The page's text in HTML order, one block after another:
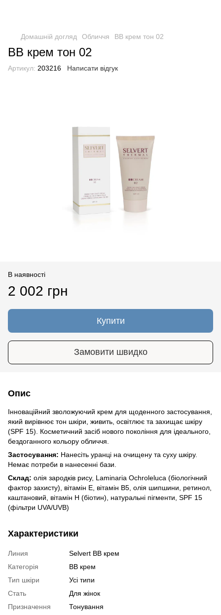
Домашній догляд Обличчя BB крем тон 02
BB крем тон 02
Артикул: 203216 Написати відгук
В наявності
2 002 грн
Купити
Замовити швидко
Опис
Інноваційний зволожуючий крем для щоденного застосування,
який вирівнює тон шкіри, живить, освітлює та захищає шкіру
(SPF 15). Косметичний засіб нового покоління для ідеального,
бездоганного кольору обличчя.
Застосування: Нанесіть уранці на очищену та суху шкіру.
Немає потреби в нанесенні бази.
Склад: олія зародків рису, Laminaria Ochroleluca (біологічний
фактор захисту), вітамін E, вітамін B5, олія шипшини, ретинол,
каштановий, вітамін H (біотин), натуральні пігменти, SPF 15
(фільтри UVA/UVB)
Характеристики
Линия
Selvert BB крем
Категорія
ВВ крем
Тип шкіри
Усі типи
Стать
Для жінок
Призначення
Тонування